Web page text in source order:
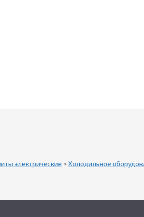
электрические >Холодильное